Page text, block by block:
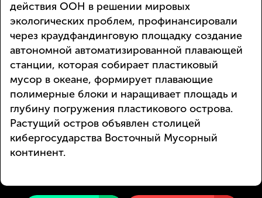
действия ООН в решении мировых
экологических проблем, профинансировали
через краудфандинговую площадку создание
автономной автоматизированной плавающей
станции, которая собирает пластиковый
мусор в океане, формирует плавающие
полимерные блоки и наращивает площадь и
глубину погружения пластикового острова.
Растущий остров объявлен столицей
кибергосударства Восточный Мусорный
континент.